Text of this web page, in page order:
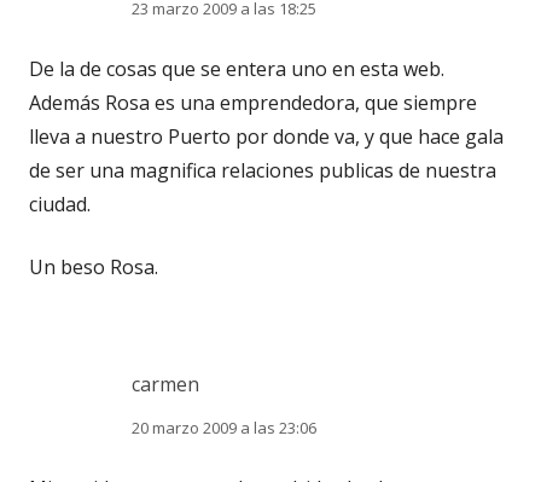
23 marzo 2009 a las 18:25
De la de cosas que se entera uno en esta web.
Además Rosa es una emprendedora, que siempre
lleva a nuestro Puerto por donde va, y que hace gala
de ser una magnifica relaciones publicas de nuestra
ciudad.
Un beso Rosa.
carmen
20 marzo 2009 a las 23:06